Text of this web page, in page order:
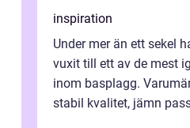
inspiration
Under mer än ett sekel
vuxit till ett av de mest
inom basplagg.
stabil kvalitet, jämn